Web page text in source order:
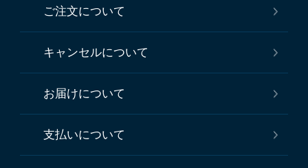
ご注文について
キャンセルについて
お届けについて
支払いについて